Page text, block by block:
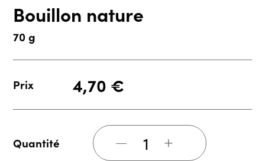
Bouillon nature
70 g
Prix 4,70 €
Quantité +